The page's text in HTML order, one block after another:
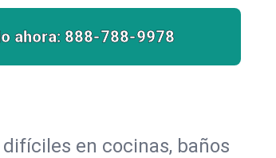
ahora: 888-788-9978
en cocinas, baños